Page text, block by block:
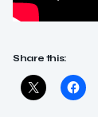
Share this: